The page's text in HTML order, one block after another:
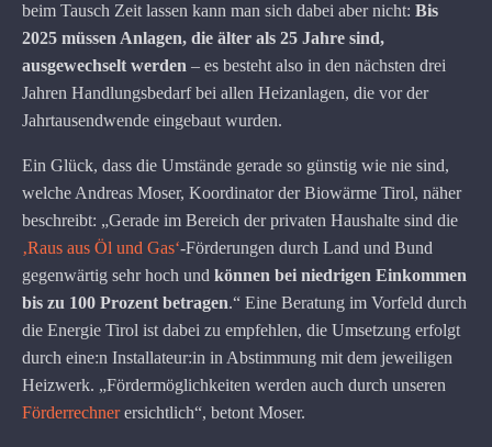
beim Tausch Zeit lassen kann man sich dabei aber nicht: Bis
2025 müssen Anlagen, die älter als 25 Jahre sind,
ausgewechselt werden – es besteht also in den nächsten drei
Jahren Handlungsbedarf bei allen Heizanlagen, die vor der
Jahrtausendwende eingebaut wurden.
Ein Glück, dass die Umstände gerade so günstig wie nie sind,
welche Andreas Moser, Koordinator der Biowärme Tirol, näher
beschreibt: „Gerade im Bereich der privaten Haushalte sind die
‚Raus aus Öl und Gas‘-Förderungen durch Land und Bund
gegenwärtig sehr hoch und können bei niedrigen Einkommen
bis zu 100 Prozent betragen.“ Eine Beratung im Vorfeld durch
die Energie Tirol ist dabei zu empfehlen, die Umsetzung erfolgt
durch eine:n Installateur:in in Abstimmung mit dem jeweiligen
Heizwerk. „Fördermöglichkeiten werden auch durch unseren
Förderrechnerersichtlich“, betont Moser.